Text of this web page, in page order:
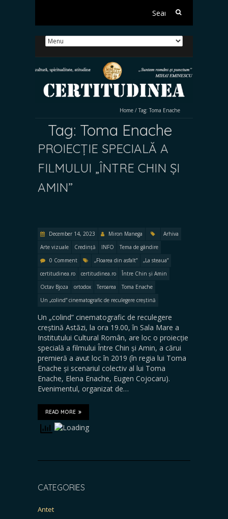
Search
Home / Tag: Toma Enache
Tag: Toma Enache
PROIECȚIE SPECIALĂ A
FILMULUI „ÎNTRE CHIN ȘI
AMIN”
December 14, 2023 Miron Manega
Arhiva
Arte vizuale
Credință INFO
Tema de gândire
0 Comment
„Floarea din asfalt”
„La steaua”
certitudinea.ro
certitudinea.ro
Între Chin și Amin
Octav Bjoza
ortodox Teroarea
Toma Enache
Un „colind” cinematografic de reculegere creștină
Un „colind” cinematografic de reculegere
creștină Astăzi, la ora 19.00, în Sala Mare a
Institutului Cultural Român, are loc o proiecție
specială a filmului Între Chin și Amin, a cărui
premieră a avut loc în 2019 (în regia lui Toma
Enache și scenariul colectiv al lui Toma
Enache, Elena Enache, Eugen Cojocaru).
Evenimentul, organizat de…
READ MORE
CATEGORIES
Antet